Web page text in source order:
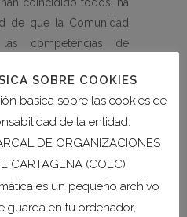
de que la Comunidad
las competencias de
en beneficio de los
de la zona.
salido de la reunión
de reunirse de forma
se aúnen esfuerzos y
temas comunes que
SOBRE COOKIES
básica sobre las cookies de
de la entidad:
DE ORGANIZACIONES
CARTAGENA (COEC)
es un pequeño archivo
guarda en tu ordenador,